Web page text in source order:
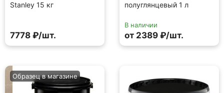
Stanley 15 кг
7778 ₽/шт.
полуглянцевый 1 л
В наличии
от 2389 ₽/шт.
Образец в магазине